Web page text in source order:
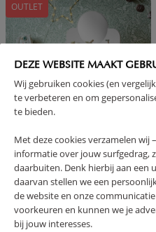
DEZE WEBSITE MAAKT
Wij gebruiken cookies (en
te verbeteren en om
te bieden.
Met deze cookies verzamelen wij
informatie over jouw surfgedrag,
daarbuiten. Denk hierbij aan een
daarvan stellen we een
de website en onze
voorkeuren en kunnen we je
bij jouw interesses.
OUTLET
KINDER KAPTAFEL VAN HOUT |
«BELLE» | WIT | MET SPIEGEL EN
70, 00